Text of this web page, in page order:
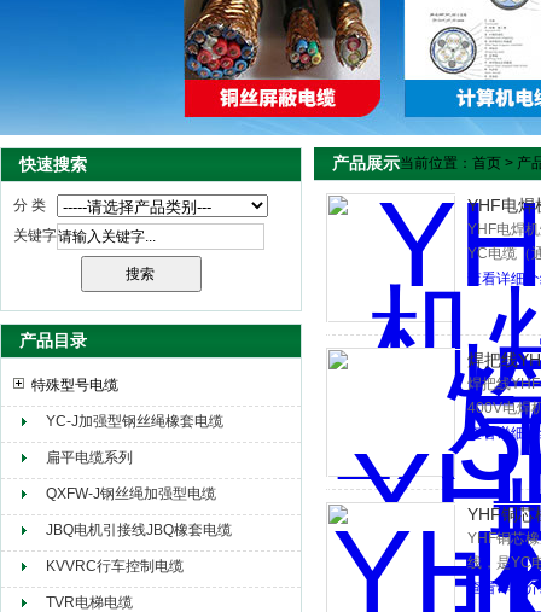
天津市电缆总厂橡塑电缆厂（天缆小猫集团）
快速搜索
分 类
关键字
产品目录
特殊型号电缆
YC-J加强型钢丝绳橡套电缆
扁平电缆系列
QXFW-J钢丝绳加强型电缆
JBQ电机引接线JBQ橡套电缆
KVVRC行车控制电缆
TVR电梯电缆
产品展示当前位置： 首页 > 产
YHF电焊
YHF电焊
YC电缆（
查看详细
焊把线
焊把线
400V电焊
不超过
查看详细
YHF铜芯
YHF铜芯
线，是YC
是电阻大
查看详细